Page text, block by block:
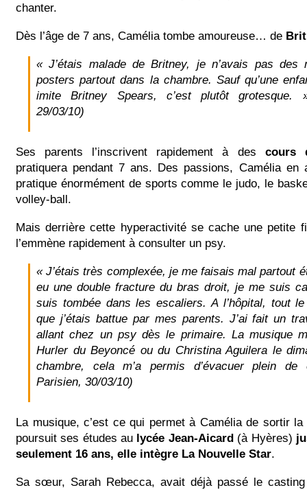
chanter.
Dès l’âge de 7 ans, Camélia tombe amoureuse… de
« J’étais malade de Britney, je n’avais pas des
posters partout dans la chambre. Sauf qu’une
imite Britney Spears, c’est plutôt grotesque.
29/03/10)
Ses parents l’inscrivent rapidement à des cours
pratiquera pendant 7 ans. Des passions, Camélia en
pratique énormément de sports comme le judo, le
volley-ball.
Mais derrière cette hyperactivité se cache une petite
l’emmène rapidement à consulter un psy.
« J’étais très complexée, je me faisais mal partout
eu une double fracture du bras droit, je me suis
suis tombée dans les escaliers. A l’hôpital, tout
que j’étais battue par mes parents. J’ai fait un
allant chez un psy dès le primaire. La musique
Hurler du Beyoncé ou du Christina Aguilera le
chambre, cela m’a permis d’évacuer plein
Parisien, 30/03/10)
La musique, c’est ce qui permet à Camélia de sortir la
poursuit ses études au lycée Jean-Aicard(à Hyères)
seulement 16 ans, elle intègre La Nouvelle Star.
Sa sœur, Sarah Rebecca, avait déjà passé le